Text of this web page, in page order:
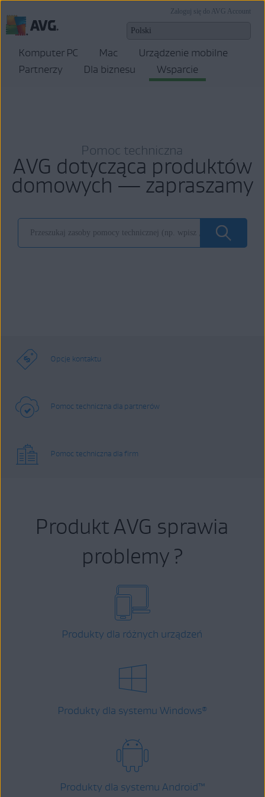
Zaloguj się do AVG Account
Komputer PC Mac
Urządzenie mobilne
Partnerzy
Dla biznesu Wsparcie
Pomoc techniczna
AVG dotycząca produktów
domowych — zapraszamy
Opcje kontaktu
Pomoc techniczna dla partnerów
Pomoc techniczna dla firm
Produkt AVG sprawia
problemy ?
Produkty dla różnych urządzeń
Produkty dla systemu Windows®
Produkty dla systemu Android™